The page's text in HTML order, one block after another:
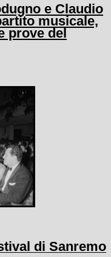
e Claudio
musicale,
prove del
di Sanremo